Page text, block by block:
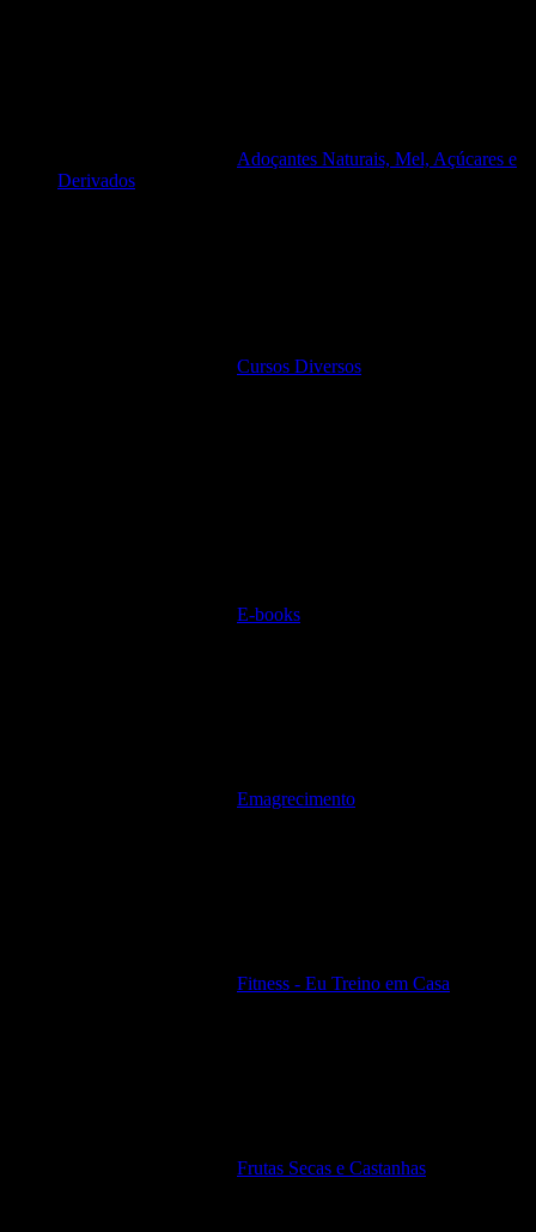
Adoçantes Naturais, Mel, Açúcares e
Derivados
Cursos Diversos
E-books
Emagrecimento
Fitness - Eu Treino em Casa
Frutas Secas e Castanhas